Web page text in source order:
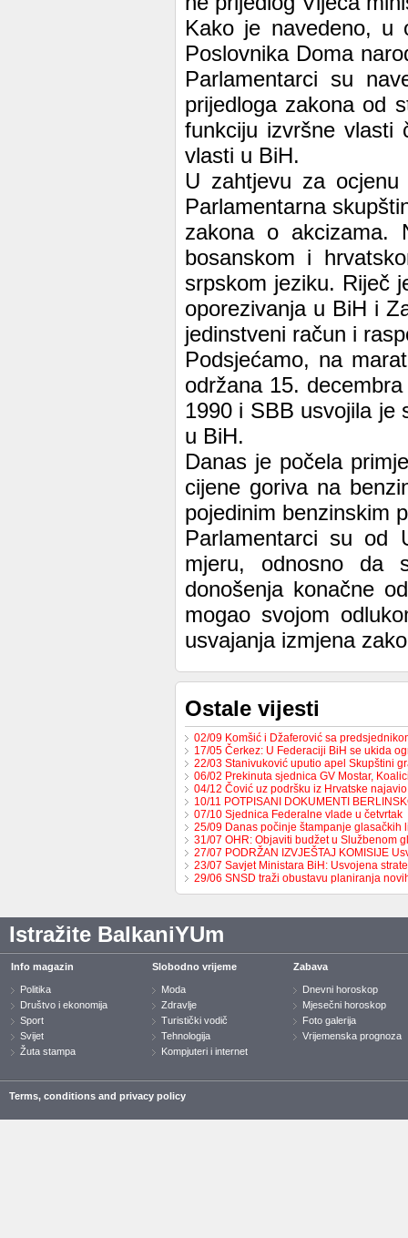
Kako je navedeno, u
Poslovnika Doma
Parlamentarci su
prijedloga zakona od
funkciju izvršne vlasti
vlasti u BiH.
U zahtjevu za
Parlamentarna
zakona o akcizama.
bosanskom i
srpskom jeziku. Riječ
oporezivanja u BiH i
jedinstveni račun i
Podsjećamo, na
održana 15.
1990 i SBB usvojila je
u BiH.
Danas je počela
cijene goriva na
pojedinim benzinskim
Parlamentarci su od
mjeru, odnosno da
donošenja konačne
mogao svojom
usvajanja izmjena
Ostale vijesti
02/09 Komšić i Džaferović sa
17/05 Čerkez: U Federaciji BiH se ukida
22/03 Stanivuković uputio apel Skupštini
06/02 Prekinuta sjednica GV Mostar,
04/12 Čović uz podršku iz Hrvatske
10/11 POTPISANI DOKUMENTI
07/10 Sjednica Federalne vlade u četvrtak
25/09 Danas počinje štampanje glasačkih
31/07 OHR: Objaviti budžet u Službenom
27/07 PODRŽAN IZVJEŠTAJ KOMISIJE
23/07 Savjet Ministara BiH: Usvojena
29/06 SNSD traži obustavu planiranja
Istražite BalkaniYUm
Info magazin
Politika
Društvo i ekonomija
Sport
Svijet
Žuta stampa
Slobodno vrijeme
Moda
Zdravlje
Turistički vodič
Tehnologija
Kompjuteri i internet
Zabava
Dnevni horoskop
Mjesečni horoskop
Foto galerija
Vrijemenska prognoza
Terms, conditions and privacy policy